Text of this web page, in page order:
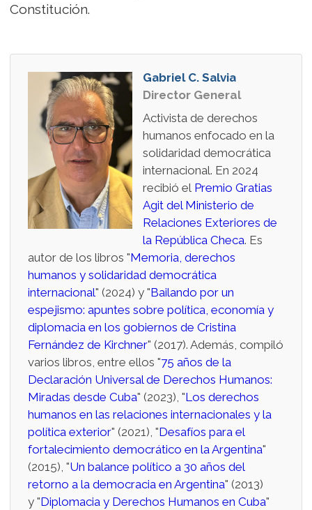
Constitución.
Gabriel C. Salvia
Director General
Activista de derechos
humanos enfocado en la
solidaridad democrática
internacional. En 2024
recibió el Premio Gratias
Agit del Ministerio de
Relaciones Exteriores de
la República Checa. Es
autor de los libros "Memoria, derechos
humanos y solidaridad democrática
internacional" (2024) y "Bailando por un
espejismo: apuntes sobre política, economía y
diplomacia en los gobiernos de Cristina
Fernández de Kirchner" (2017). Además, compiló
varios libros, entre ellos "75 años de la
Declaración Universal de Derechos Humanos:
Miradas desde Cuba" (2023), "Los derechos
humanos en las relaciones internacionales y la
política exterior" (2021), "Desafíos para el
fortalecimiento democrático en la Argentina"
(2015), "Un balance político a 30 años del
retorno a la democracia en Argentina" (2013)
y "Diplomacia y Derechos Humanos en Cuba"